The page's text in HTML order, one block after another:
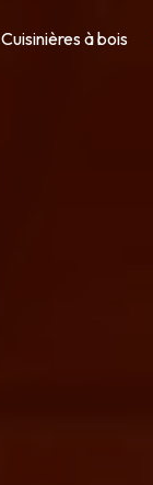
Cuisinières à bois